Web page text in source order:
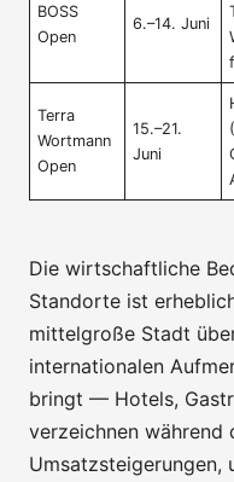
BOSS
Open
6.–14. Juni
f
Terra
Wortmann
Open
15.–21.
Juni
Die wirtschaftliche
Standorte ist
mittelgroße Stadt
internationalen
bringt — Hotels,
verzeichnen während
Umsatzsteigerungen,